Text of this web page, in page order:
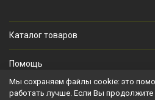
Каталог товаров
Помощь
Личный кабинет
Мы сохраняем файлы cookie: это
работать лучше. Если Вы продолжите